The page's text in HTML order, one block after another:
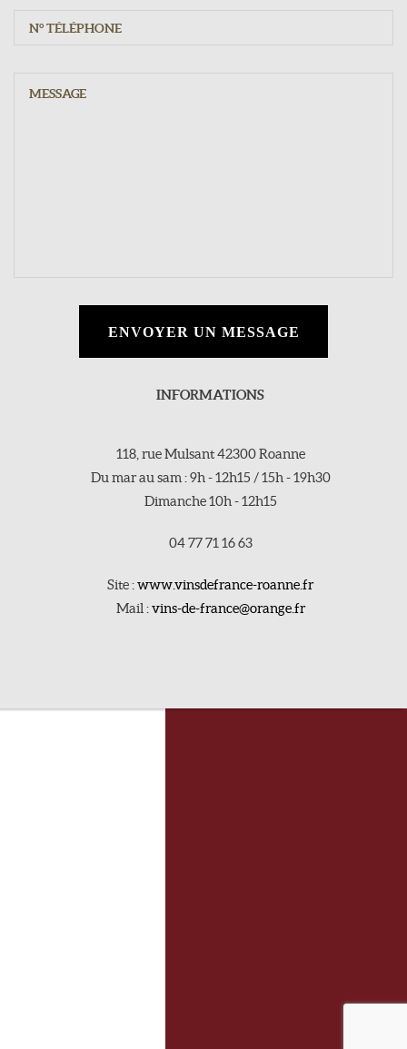
ENVOYER UN MESSAGE
INFORMATIONS
118, rue Mulsant 42300 Roanne
Du mar au sam : 9h - 12h15 / 15h - 19h30
Dimanche 10h - 12h15
04 77 71 16 63
Site :www.vinsdefrance-roanne.fr
Mail :vins-de-france@orange.fr